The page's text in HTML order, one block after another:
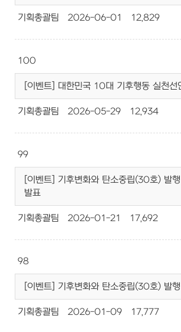
기획총괄팀 2026-06-01 12,829
100
[이벤트] 대한민국 10대 기후행동 실천선
기획총괄팀 2026-05-29 12,934
99
[이벤트] 기후변화와 탄소중립(30호) 발
발표
기획총괄팀 2026-01-21 17,692
98
[이벤트] 기후변화와 탄소중립(30호) 발
기획총괄팀 2026-01-09 17,777